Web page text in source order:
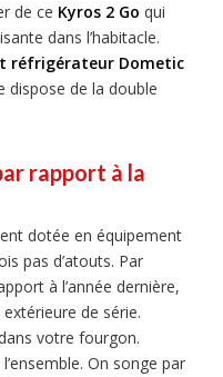
de ce Kyros 2 Go qui
dans l’habitacle.
réfrigérateur Dometic
dispose de la double
rapport à la
dotée en équipement
pas d’atouts. Par
à l’année dernière,
de série.
votre fourgon.
On songe par